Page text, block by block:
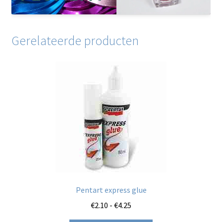
Gerelateerde producten
Pentart express glue
€2.10 - €4.25